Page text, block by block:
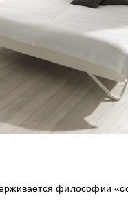
философии